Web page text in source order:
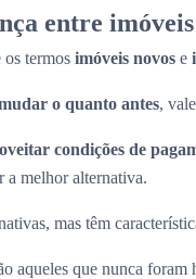
entre
termos imóveis novos e
o quanto antes,
condições de
a melhor alternativa.
mas têm
aqueles que nunca foram